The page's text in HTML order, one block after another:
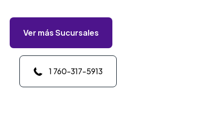
Ver más Sucursales
1 760-317-5913